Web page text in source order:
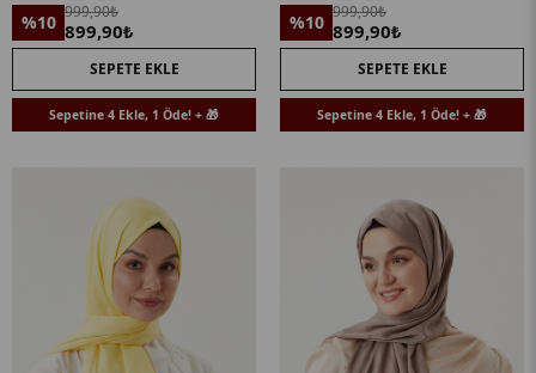
%10 999,90₺
899,90₺
SEPETE EKLE
Sepetine 4 Ekle, 1 Öde! + 🎁
%10 999,90₺
899,90₺
SEPETE EKLE
Sepetine 4 Ekle, 1 Öde! + 🎁